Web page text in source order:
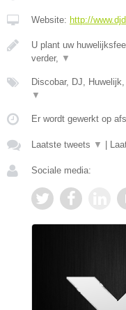
Website: http://
U plant uw
verder, ▼
Discobar, DJ,
▼
Er wordt gewerkt op
Laatste tweets ▼
Sociale media: